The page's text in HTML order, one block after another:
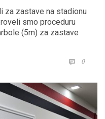
za zastave na stadionu
smo proceduru
(5m) za zastave
 0